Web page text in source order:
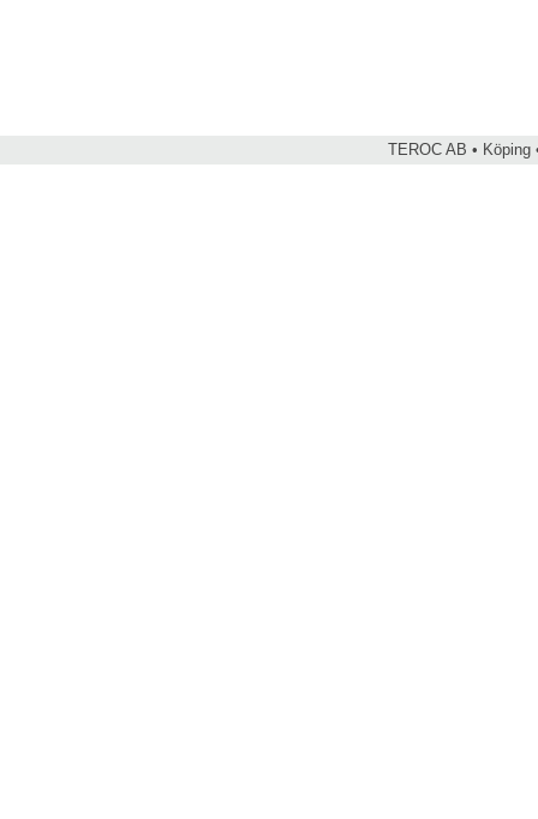
TEROC AB • Köping